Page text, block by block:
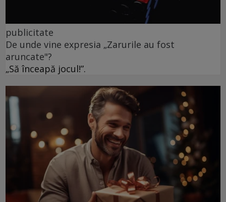
publicitate
De unde vine expresia „Zarurile au fost
aruncate"?
„Să înceapă jocul!”.